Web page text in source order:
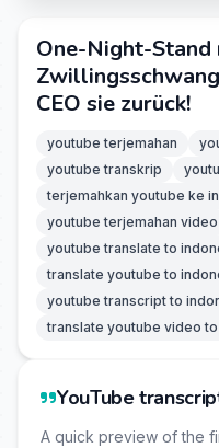
One-Night-
CEO sie zurück!
youtube terjemahan
youtube transkrip
terjemahkan youtube ke
youtube terjemahan video
youtube translate to
translate youtube to
youtube transcript to
translate youtube video
YouTube
A quick preview of the